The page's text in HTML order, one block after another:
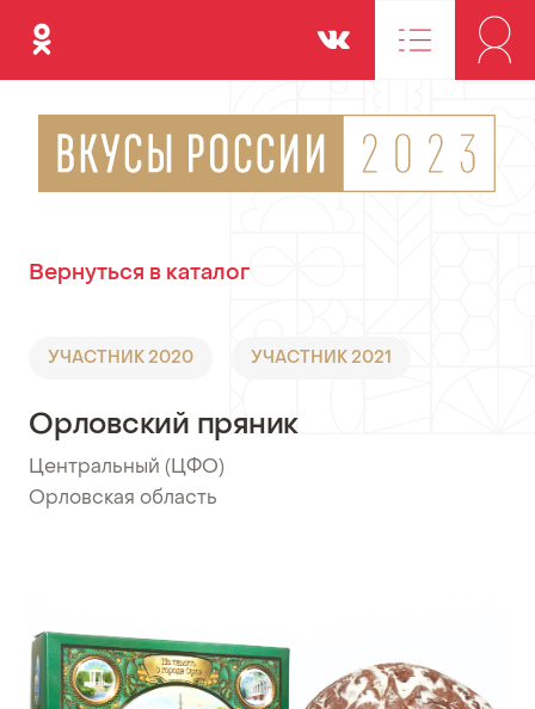
Одноклассники Вконтакте
Вернуться в каталог
УЧАСТНИК 2020 УЧАСТНИК 2021
Орловский пряник
Центральный (ЦФО)
•Орловская область